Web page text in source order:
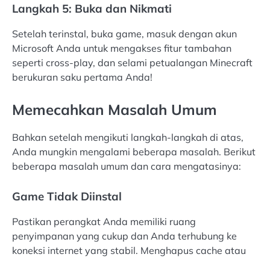
Langkah 5: Buka dan Nikmati
Setelah terinstal, buka game, masuk dengan akun
Microsoft Anda untuk mengakses fitur tambahan
seperti cross-play, dan selami petualangan Minecraft
berukuran saku pertama Anda!
Memecahkan Masalah Umum
Bahkan setelah mengikuti langkah-langkah di atas,
Anda mungkin mengalami beberapa masalah. Berikut
beberapa masalah umum dan cara mengatasinya:
Game Tidak Diinstal
Pastikan perangkat Anda memiliki ruang
penyimpanan yang cukup dan Anda terhubung ke
koneksi internet yang stabil. Menghapus cache atau